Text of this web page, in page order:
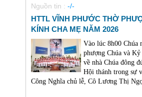
Nguồn tin : -/-
HTTL VĨNH PHƯỚC THỜ
KÍNH CHA MẸ NĂM 2026
Vào lúc 8h00 Chúa
phượng Chúa và
về nhà Chúa đông
Hội thánh trong sự
Công Nghĩa chủ lễ, Cô Lương Thị